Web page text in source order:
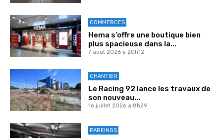
COMMERCES
Hema s’offre une boutique bien
plus spacieuse dans la...
7 août 2026 à 20h12
CHANTIER
Le Racing 92 lance les travaux de
son nouveau...
16 juillet 2026 à 8h29
PARKINGS